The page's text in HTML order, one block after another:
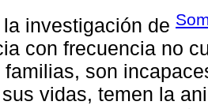
investigación de
con frecuencia no
familias, son
vidas, temen la